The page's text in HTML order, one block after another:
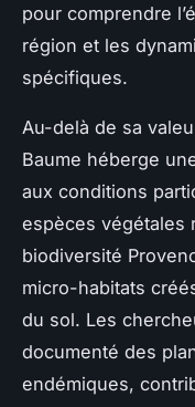
pour comprendre
région et les
spécifiques.
Au-delà de sa
Baume héberge
aux conditions
espèces végétales
biodiversité
micro-habitats
du sol. Les
documenté des
endémiques,